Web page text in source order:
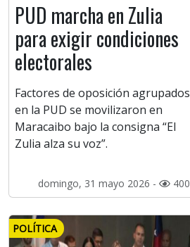
PUD marcha en Zulia
para exigir condiciones
electorales
Factores de oposición agrupados
en la PUD se movilizaron en
Maracaibo bajo la consigna “El
Zulia alza su voz”.
domingo, 31 mayo 2026 - 400
POLÍTICA